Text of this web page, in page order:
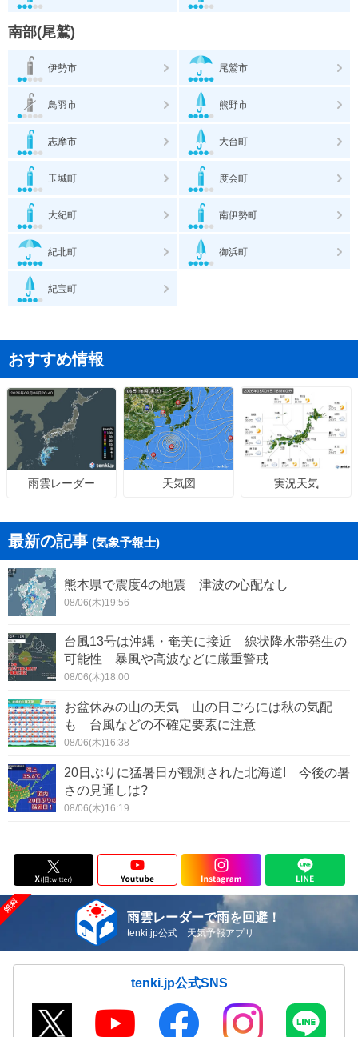
南部(尾鷲)
伊勢市 尾鷲市
鳥羽市 熊野市
志摩市 大台町
玉城町 度会町
大紀町 南伊勢町
紀北町 御浜町
紀宝町
おすすめ情報
雨雲レーダー 天気図 実況天気
最新の記事 (気象予報士)
熊本県で震度4の地震 津波の心配なし
08/06(木)19:56
台風13号は沖縄・奄美に接近 線状降水帯発生の
可能性 暴風や高波などに厳重警戒
08/06(木)18:00
お盆休みの山の天気 山の日ごろには秋の気配
も 台風などの不確定要素に注意
08/06(木)16:38
20日ぶりに猛暑日が観測された北海道! 今後の暑
さの見通しは?
08/06(木)16:19
雨雲レーダーで雨を回避！
tenki.jp公式 天気予報アプリ
tenki.jp公式SNS